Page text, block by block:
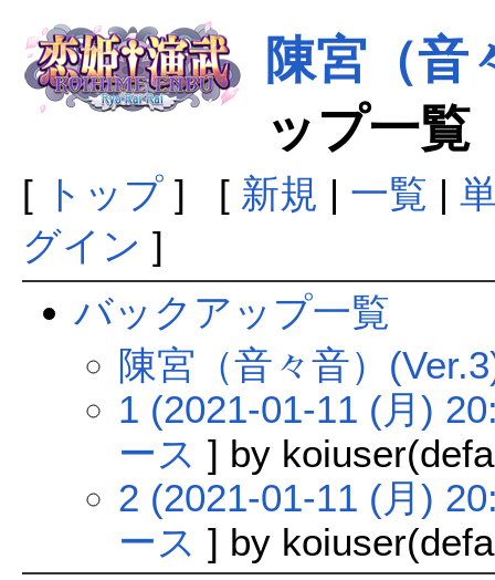
陳宮（音
ップ一覧
[ トップ] [ 新規 | 一覧 |
グイン ]
バックアップ一覧
陳宮（音々音）
1 (2021-01-11 (月)
ース ] by
2 (2021-01-11 (月)
ース ] by